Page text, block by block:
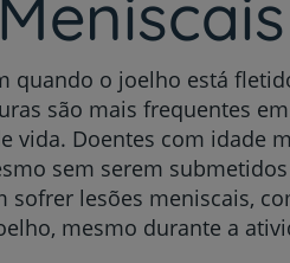
quando o joelho está
são mais frequentes
vida. Doentes com idade
sem serem
sofrer lesões meniscais,
mesmo durante a